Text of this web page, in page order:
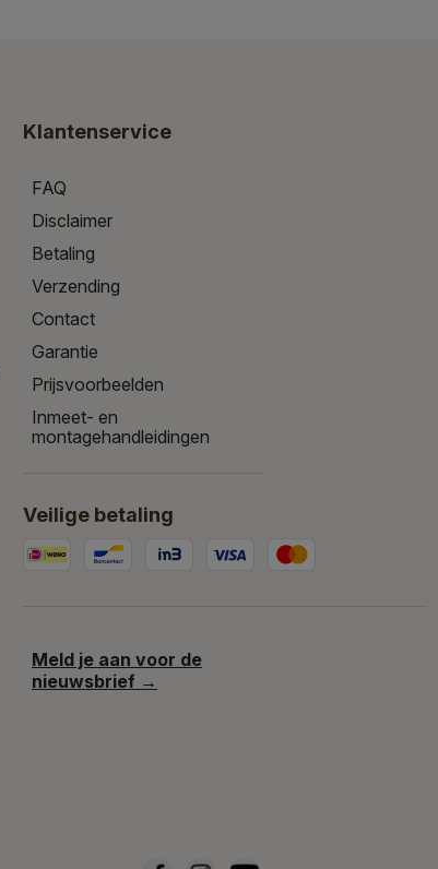
Klantenservice
FAQ
Disclaimer
Betaling
Verzending
Contact
Garantie
Prijsvoorbeelden
Inmeet- en
montagehandleidingen
Veilige betaling
Meld je aan voor de
nieuwsbrief →